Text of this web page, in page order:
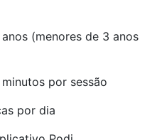
(menores de 3 anos
por sessão
por dia